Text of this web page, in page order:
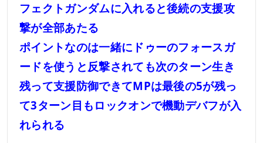
フェクトガンダムに入れると後続の支援攻
撃が全部あたる
ポイントなのは一緒にドゥーのフォースガ
ードを使うと反撃されても次のターン生き
残って支援防御できてMPは最後の5が残っ
て3ターン目もロックオンで機動デバフが入
れられる